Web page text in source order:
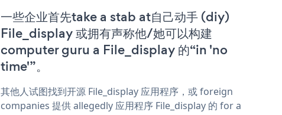
一些企业首先take a stab at自己动手 (diy)
File_display 或拥有声称他/她可以构建
computer guru a File_display 的“in 'no
time'”。
其他人试图找到开源 File_display 应用程序，或 foreign
companies 提供 allegedly 应用程序 File_display 的 for a